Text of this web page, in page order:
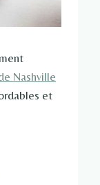
Nashville
et